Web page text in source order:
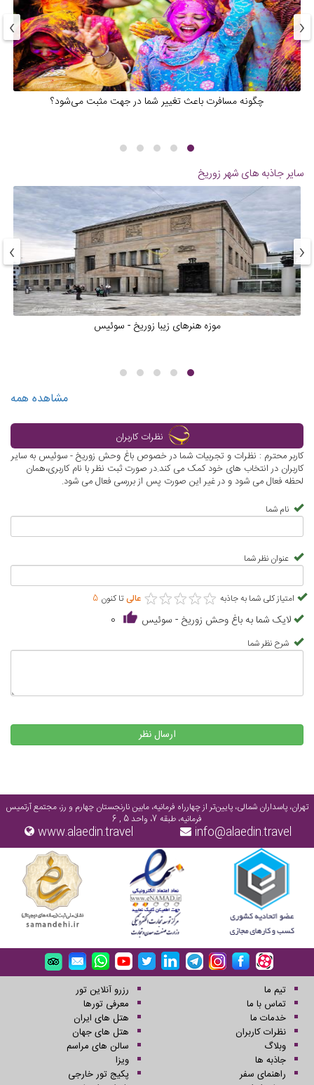
چگونه مسافرت باعث تغییر شما در جهت مثبت می‌شود؟
‹
›
سایر جاذبه های شهر زوریخ
موزه هنر‌های زیبا زوریخ - سوئیس
‹
›
مشاهده همه
نظرات کاربران
کاربر محترم : نظرات و تجربیات شما در خصوص باغ وحش زوریخ - سوئیس به سایر
کاربران در انتخاب های خود کمک می کند.در صورت ثبت نظر با نام کاربری،همان
لحظه فعال می شود و در غیر این صورت پس از بررسی فعال می شود.
نام شما
عنوان نظر شما
امتیاز کلی شما به جاذبه ★★★★★
★★★★★ عالی تا کنون 5
لایک شما به باغ وحش زوریخ - سوئیس 0
شرح نظر شما
ارسال نظر
تهران، پاسداران شمالی، پایین‌تر از چهارراه فرمانیه، مابین نارنجستان چهارم و رز، مجتمع آرتمیس
فرمانیه، طبقه 7، واحد 5 , 6
info@alaedin.travel
www.alaedin.travel
تیم ما
تماس با ما
خدمات ما
نظرات کاربران
وبلاگ
جاذبه ها
راهنمای سفر
رزرو آنلاین تور
معرفی تورها
هتل های ایران
هتل های جهان
سالن های مراسم
ویزا
پکیج تور خارجی